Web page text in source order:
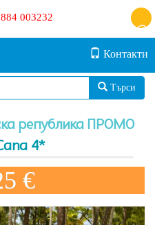
003232
Контакти
Търси
република ПРОМО
4*
€